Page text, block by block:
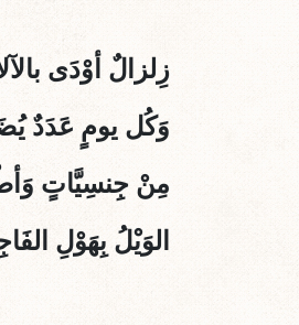
زِلزالٌ أوْدَى
وَكُل يومٍ عَدَدٌ
مِنْ جِنسِيَّاتٍ وَأ
الوَيْلُ بِهَوْلِ